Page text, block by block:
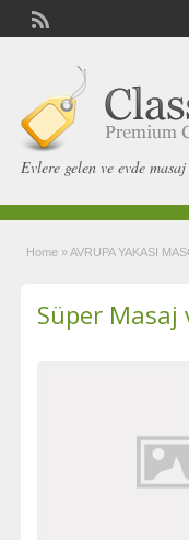
Evlere gelen ve evde
Home »AVRUPA YAKASI
Süper Masaj